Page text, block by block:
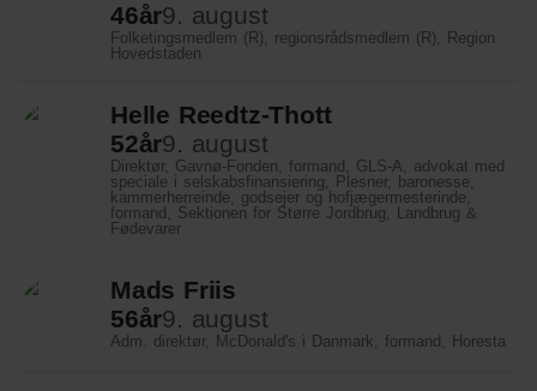
46år9. august
Folketingsmedlem (R), regionsrådsmedlem (R), Region
Hovedstaden
Helle Reedtz-Thott
52år9. august
Direktør, Gavnø-Fonden, formand, GLS-A, advokat med
speciale i selskabsfinansiering, Plesner, baronesse,
kammerherreinde, godsejer og hofjægermesterinde,
formand, Sektionen for Større Jordbrug, Landbrug &
Fødevarer
Mads Friis
56år9. august
Adm. direktør, McDonald's i Danmark, formand, Horesta